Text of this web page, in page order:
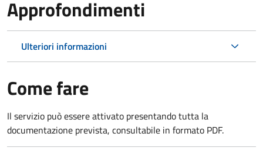
Approfondimenti
Ulteriori informazioni
Come fare
Il servizio può essere attivato presentando tutta la
documentazione prevista, consultabile in formato PDF.